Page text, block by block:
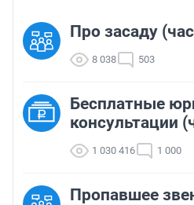
Про засаду
8 038 503
Бесплатные
консультации
1 030 416 1 000
Пропавшее